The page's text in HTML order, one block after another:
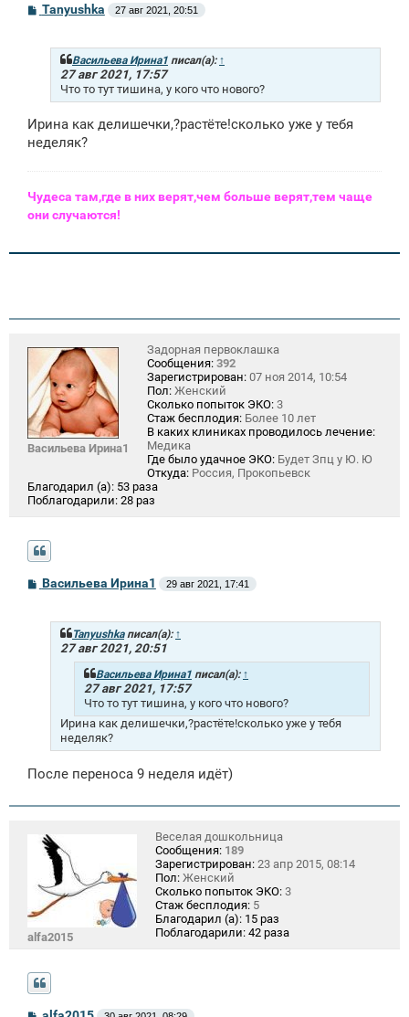
СTanyushka 27 авг 2021, 20:51
Васильева Ирина1 писал(а): ↑
27 авг 2021, 17:57
Что то тут тишина, у кого что нового?
Ирина как делишечки,?растёте!сколько уже у тебя
неделяк?
Чудеса там,где в них верят,чем больше верят,тем чаще
они случаются!
Васильева Ирина1
Задорная первоклашка
Сообщения: 392
Зарегистрирован: 07 ноя 2014, 10:54
Пол: Женский
Сколько попыток ЭКО: 3
Стаж бесплодия: Более 10 лет
В каких клиниках проводилось лечение:
Медика
Где было удачное ЭКО: Будет Зпц у Ю. Ю
Откуда: Россия, Прокопьевск
Благодарил (а): 53 раза
Поблагодарили: 28 раз
СВасильева Ирина1 29 авг 2021, 17:41
Tanyushkaписал(а): ↑
27 авг 2021, 20:51
Васильева Ирина1 писал(а): ↑
27 авг 2021, 17:57
Что то тут тишина, у кого что нового?
Ирина как делишечки,?растёте!сколько уже у тебя
неделяк?
После переноса 9 неделя идёт)
alfa2015
Веселая дошкольница
Сообщения: 189
Зарегистрирован: 23 апр 2015, 08:14
Пол: Женский
Сколько попыток ЭКО: 3
Стаж бесплодия: 5
Благодарил (а): 15 раз
Поблагодарили: 42 раза
С